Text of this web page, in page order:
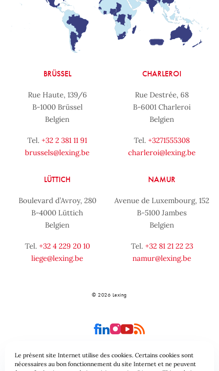
BRÜSSEL
Rue Haute, 139/6
B-1000 Brüssel
Belgien
Tel. +32 2 381 11 91
brussels@lexing.be
CHARLEROI
Rue Destrée, 68
B-6001 Charleroi
Belgien
Tel. +3271555308
charleroi@lexing.be
LÜTTICH
Boulevard d’Avroy, 280
B-4000 Lüttich
Belgien
Tel. +32 4 229 20 10
liege@lexing.be
NAMUR
Avenue de Luxembourg, 152
B-5100 Jambes
Belgien
Tel. +32 81 21 22 23
namur@lexing.be
© 2026 Lexing
Le présent site Internet utilise des cookies. Certains cookies sont
nécessaires au bon fonctionnement du site Internet et ne peuvent